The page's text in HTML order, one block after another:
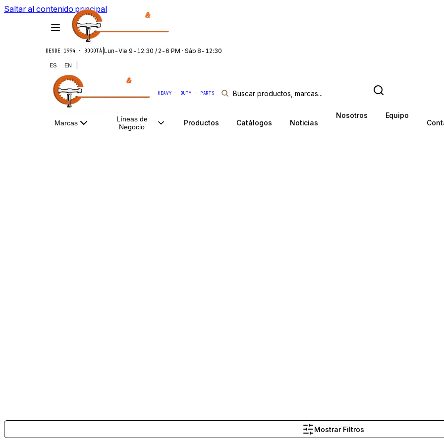
Saltar al contenido principal
DESDE 1994 · BOGOTÁ Lun-Vie 9-12:30 / 2-6 PM · Sáb 8-12:30
ES EN
HEAVY · DUTY · PARTS
Marcas
Líneas de
Negocio
Productos Catálogos Noticias
Nosotros
Equipo
Mostrar Filtros